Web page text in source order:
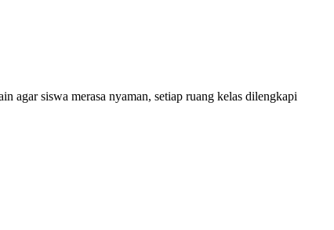
agar siswa merasa nyaman, setiap ruang kelas dilengkapi